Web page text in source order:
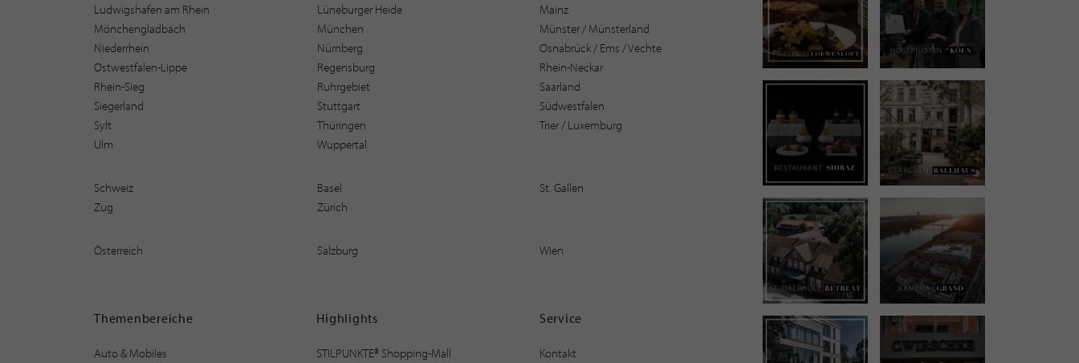
Ludwigshafen am Rhein
Lüneburger Heide
Mainz
Mönchengladbach
München
Münster / Münsterland
Niederrhein
Nürnberg
Osnabrück / Ems / Vechte
Ostwestfalen-Lippe
Regensburg
Rhein-Neckar
Rhein-Sieg
Ruhrgebiet
Saarland
Siegerland
Stuttgart
Südwestfalen
Sylt
Thüringen
Trier / Luxemburg
Ulm
Wuppertal
Schweiz Basel
St. Gallen
Zug
Zürich
Österreich Salzburg Wien
Themenbereiche
Auto & Mobiles
Highlights
STILPUNKTE® Shopping-Mall
Service
Kontakt